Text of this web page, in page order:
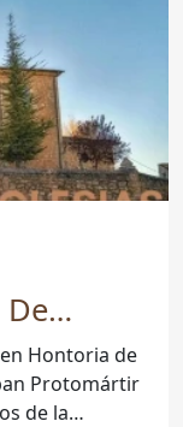
Hontoria de
de la